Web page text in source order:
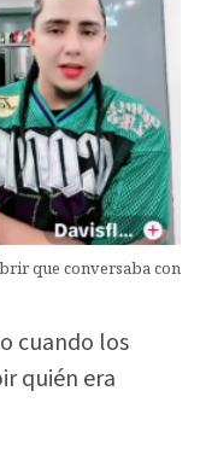
que conversaba con
cuando los
quién era